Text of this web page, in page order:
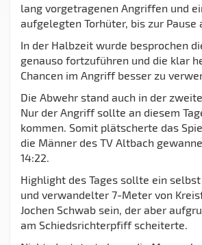
lang vorgetragenen Angriffen und
aufgelegten Torhüter, bis zur Pause
In der Halbzeit wurde besprochen
genauso fortzuführen und die klar
Chancen im Angriff besser zu
Die Abwehr stand auch in der
Nur der Angriff sollte an diesem
kommen. Somit plätscherte das
die Männer des TV Altbach
14:22.
Highlight des Tages sollte ein
und verwandelter 7-Meter von
Jochen Schwab sein, der aber
am Schiedsrichterpfiff scheiterte.